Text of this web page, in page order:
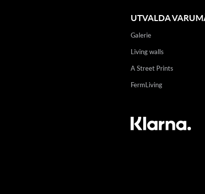
UTVALDA
Galerie
Living walls
A Street Prints
FermLiving